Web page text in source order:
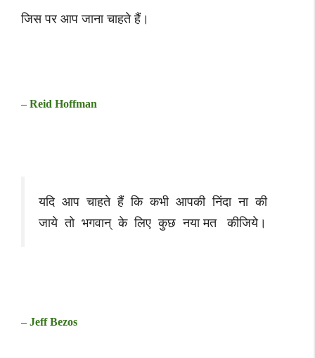
जिस पर आप जाना चाहते हैं।
– Reid Hoffman
यदि आप चाहते हैं कि कभी आपकी निंदा ना की
जाये तो भगवान् के लिए कुछ नया मत कीजिये।
– Jeff Bezos